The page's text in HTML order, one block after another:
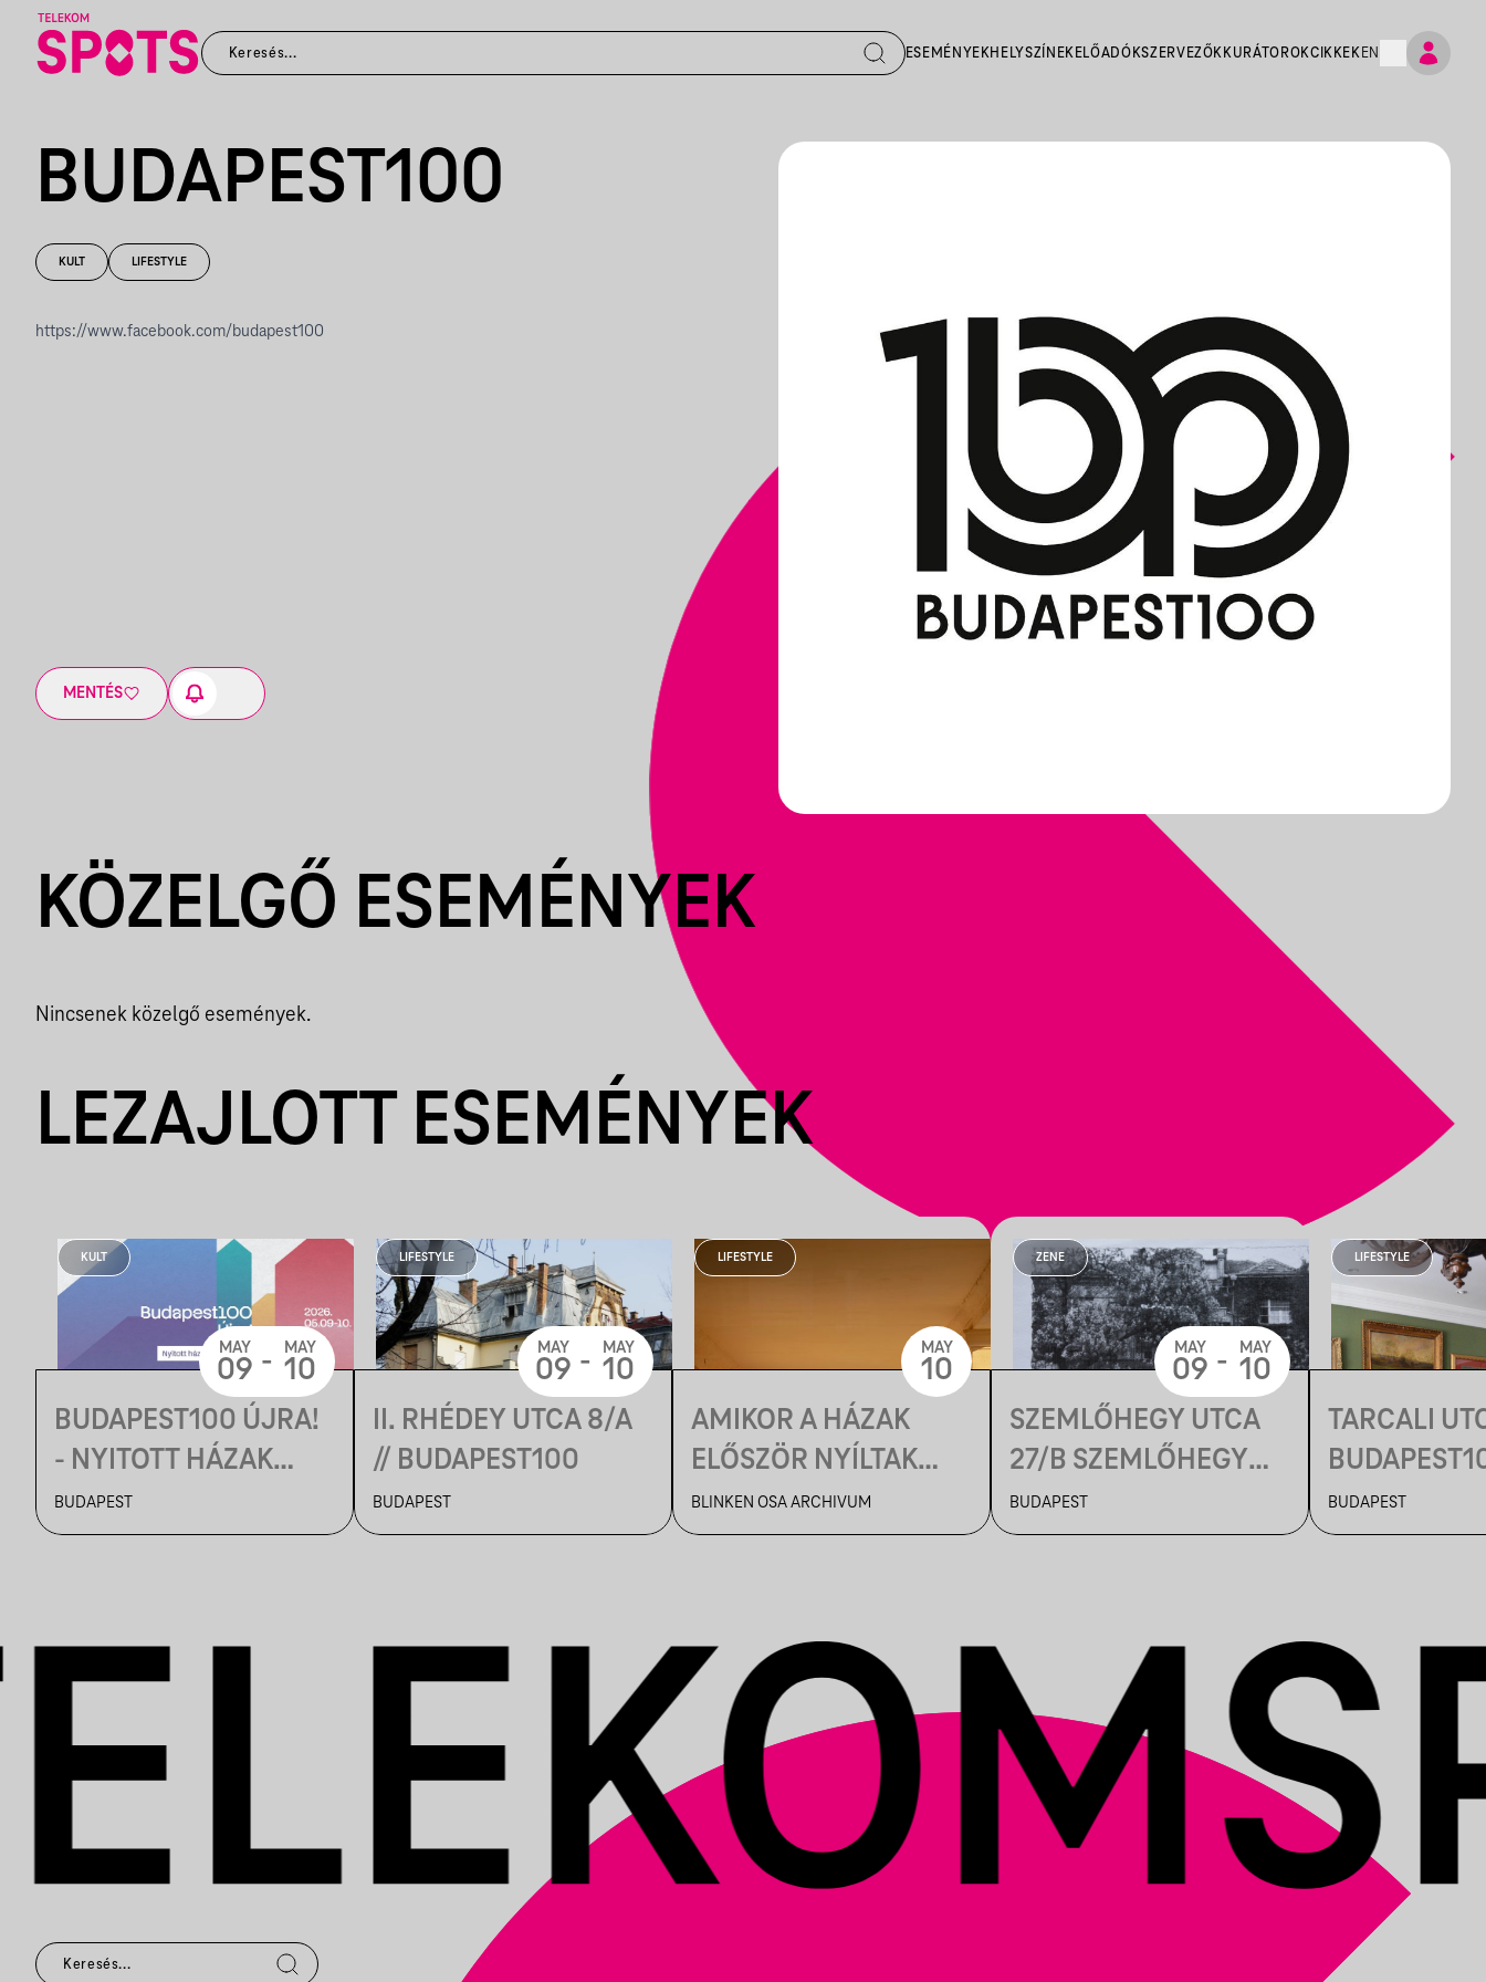
ESEMÉNYEKHELYSZÍNEK ELŐADÓKSZERVEZŐK KURÁTOROKCIKKEK EN
BUDAPEST100
KULT LIFESTYLE
https://www.facebook.com/budapest100
MENTÉS
KÖZELGŐ ESEMÉNYEK
Nincsenek közelgő események.
LEZAJLOTT ESEMÉNYEK
KULT
BUDAPEST100 ÚJRA!
- NYITOTT HÁZAK
HÉTVÉGÉJE
BUDAPEST
MAY
09 - MAY
10
LIFESTYLE
II. RHÉDEY UTCA 8/A
// BUDAPEST100
BUDAPEST
MAY
09 - MAY
10
LIFESTYLE
AMIKOR A HÁZAK
ELŐSZÖR NYÍLTAK
MEG / A
BUDAPEST100
BLINKEN OSA ARCHIVUM
MAY
10
ZENE
SZEMLŐHEGY UTCA
27/B SZEMLŐHEGY
UTCAI ÓVODA //
BUDAPEST100
BUDAPEST
MAY
09 - MAY
10
LIFESTYLE
TARCALI
BUDAPEST